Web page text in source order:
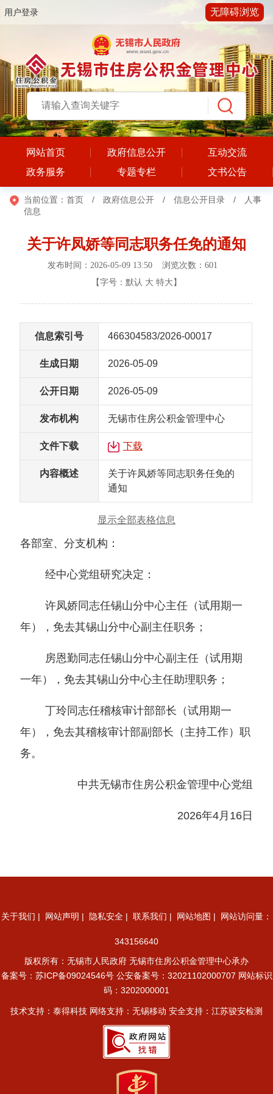
用户登录 无障碍浏览
网站首页 政府信息公开
互动交流
政务服务
专题专栏 文书公告
当前位置： 首页 / 政府信息公开 / 信息公开目录 /
人事
信息
关于许凤娇等同志职务任免的通知
发布时间：2026-05-09 13:50 浏览次数： 601
【字号： 默认 大 特大 】
信息索引号 466304583/2026-00017
生成日期 2026-05-09
公开日期 2026-05-09
发布机构 无锡市住房公积金管理中心
文件下载 下载
内容概述
关于许凤娇等同志职务任免的
通知
显示全部表格信息
各部室、分支机构：
经中心党组研究决定：
许凤娇同志任锡山分中心主任（试用期一
年），免去其锡山分中心副主任职务；
房恩勤同志任锡山分中心副主任（试用期
一年），免去其锡山分中心主任助理职务；
丁玲同志任稽核审计部部长（试用期一
年），免去其稽核审计部副部长（主持工作）职
务。
中共无锡市住房公积金管理中心党组
2026年4月16日
关于我们 网站声明 隐私安全 联系我们 网站地图 | 网站访问量：
343156640
版权所有：无锡市人民政府 无锡市住房公积金管理中心承办
备案号： 苏ICP备09024546号 公安备案号：32021102000707 网站标识
码：3202000001
技术支持：泰得科技 网络支持：无锡移动 安全支持：江苏骏安检测